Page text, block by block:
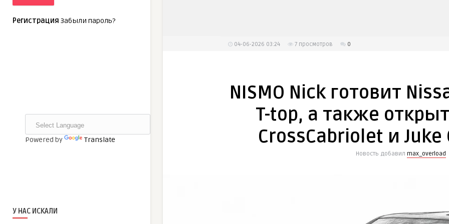
Регистрация Забыли пароль?
Powered by Translate
У НАС ИСКАЛИ
04-06-2026 03:24 7 просмотров 0
NISMO Nick готовит
T-top, а также
CrossCabriolet и
Новость добавил max_overload